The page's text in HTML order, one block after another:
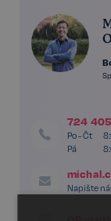
724
Po - Čt
Pá
Napište